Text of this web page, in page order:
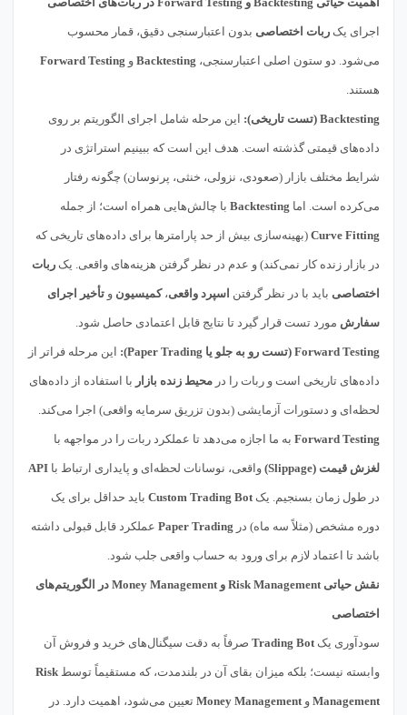
اجرای یک ربات اختصاصی بدون اعتبارسنجی دقیق، قمار محسوب
می‌شود. دو ستون اصلی اعتبارسنجی، Backtesting و Forward Testing
هستند.
Backtesting (تست تاریخی): این مرحله شامل اجرای الگوریتم بر روی
داده‌های قیمتی گذشته است. هدف این است که ببینیم استراتژی در
شرایط مختلف بازار (صعودی، نزولی، خنثی، پرنوسان) چگونه رفتار
می‌کرده است. اما Backtesting با چالش‌هایی همراه است؛ از جمله
Curve Fitting (بهینه‌سازی بیش از حد پارامترها برای داده‌های تاریخی که
در بازار زنده کار نمی‌کند) و عدم در نظر گرفتن هزینه‌های واقعی. یک ربات
اختصاصی باید با در نظر گرفتن اسپرد واقعی،کمیسیون و تأخیر اجرای
سفارش مورد تست قرار گیرد تا نتایج قابل اعتمادی حاصل شود.
Forward Testing (تست رو به جلو یا Paper Trading): این مرحله فراتر از
داده‌های تاریخی است و ربات را در محیط زنده بازار با استفاده از داده‌های
لحظه‌ای و دستورات آزمایشی (بدون تزریق سرمایه واقعی) اجرا می‌کند.
Forward Testing به ما اجازه می‌دهد تا عملکرد ربات را در مواجهه با
لغزش قیمت (Slippage) واقعی، نوسانات لحظه‌ای و پایداری ارتباط با API
در طول زمان بسنجیم. یکCustom Trading Bot باید حداقل برای یک
دوره مشخص (مثلاً سه ماه) در Paper Trading عملکرد قابل قبولی داشته
باشد تا اعتماد لازم برای ورود به حساب واقعی جلب شود.
نقش حیاتی Risk Management و Money Management در الگوریتم‌های
اختصاصی
سودآوری یکTrading Bot صرفاً به دقت سیگنال‌های خرید و فروش آن
وابسته نیست؛ بلکه میزان بقای آن در بلندمدت، که مستقیماً توسط Risk
Management وMoney Management تعیین می‌شود، اهمیت دارد. در